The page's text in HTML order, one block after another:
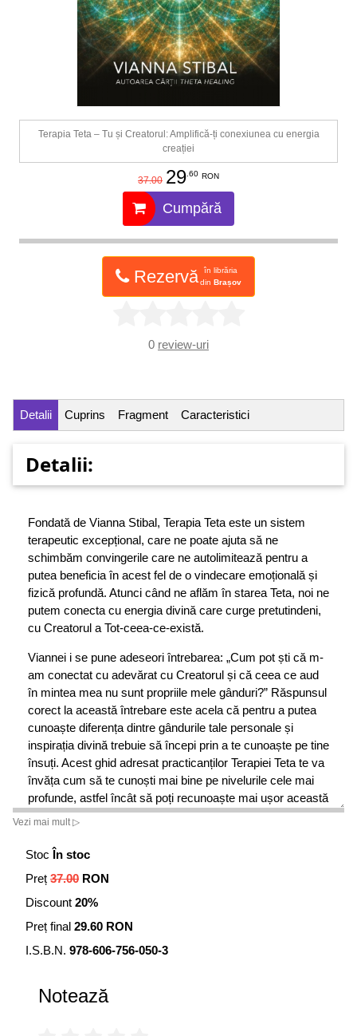
Terapia Teta – Tu și Creatorul: Amplifică-ți conexiunea cu energia
creației
37.00 29.60 RON
Cumpără
Rezervă
în librăria
din Brașov
0 review-uri
Detalii Cuprins Fragment Caracteristici
Detalii:
Fondată de Vianna Stibal, Terapia Teta este un sistem
terapeutic excepțional, care ne poate ajuta să ne
schimbăm convingerile care ne autolimitează pentru a
putea beneficia în acest fel de o vindecare emoțională și
fizică profundă. Atunci când ne aflăm în starea Teta, noi ne
putem conecta cu energia divină care curge pretutindeni,
cu Creatorul a Tot-ceea-ce-există.
Viannei i se pune adeseori întrebarea: „Cum pot ști că m-
am conectat cu adevărat cu Creatorul și că ceea ce aud
în mintea mea nu sunt propriile mele gânduri?” Răspunsul
corect la această întrebare este acela că pentru a putea
cunoaște diferența dintre gândurile tale personale și
inspirația divină trebuie să începi prin a te cunoaște pe tine
însuți. Acest ghid adresat practicanților Terapiei Teta te va
învăța cum să te cunoști mai bine pe nivelurile cele mai
profunde, astfel încât să poți recunoaște mai ușor această
diferență, stabilind în acest fel o comunicare clară și
Vianna ne împărtășește în această carte o serie de
învățături importante, diferite descărcări, exerciții și câteva
dintre propriile sale experiențe, pentru a ne ilustra cu
sistemele noastre de convingeri, aspectele interioare și
diferitele identități de sine subconștiente care ne împiedică
astfel încât să o putem înțelege mai bine. Creatorul
Vezi mai mult ▷
Stoc În stoc
Preț 37.00 RON
Discount 20%
Preț final 29.60 RON
I.S.B.N. 978-606-756-050-3
Notează